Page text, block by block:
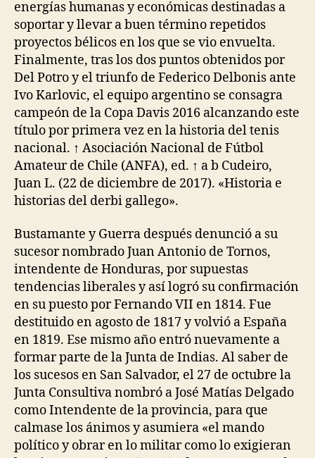
energías humanas y económicas destinadas a
soportar y llevar a buen término repetidos
proyectos bélicos en los que se vio envuelta.
Finalmente, tras los dos puntos obtenidos por
Del Potro y el triunfo de Federico Delbonis ante
Ivo Karlovic, el equipo argentino se consagra
campeón de la Copa Davis 2016 alcanzando este
título por primera vez en la historia del tenis
nacional. ↑ Asociación Nacional de Fútbol
Amateur de Chile (ANFA), ed. ↑ a b Cudeiro,
Juan L. (22 de diciembre de 2017). «Historia e
historias del derbi gallego».
Bustamante y Guerra después denunció a su
sucesor nombrado Juan Antonio de Tornos,
intendente de Honduras, por supuestas
tendencias liberales y así logró su confirmación
en su puesto por Fernando VII en 1814. Fue
destituido en agosto de 1817 y volvió a España
en 1819. Ese mismo año entró nuevamente a
formar parte de la Junta de Indias. Al saber de
los sucesos en San Salvador, el 27 de octubre la
Junta Consultiva nombró a José Matías Delgado
como Intendente de la provincia, para que
calmase los ánimos y asumiera «el mando
político y obrar en lo militar como lo exigieran